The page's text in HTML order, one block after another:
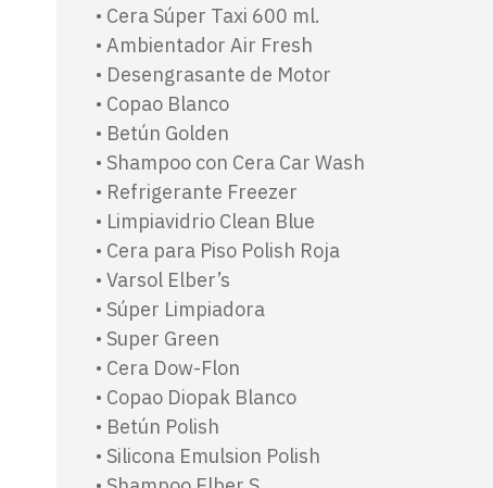
• Cera Súper Taxi 600 ml.
• Ambientador Air Fresh
• Desengrasante de Motor
• Copao Blanco
• Betún Golden
• Shampoo con Cera Car Wash
• Refrigerante Freezer
• Limpiavidrio Clean Blue
• Cera para Piso Polish Roja
• Varsol Elber’s
• Súper Limpiadora
• Super Green
• Cera Dow-Flon
• Copao Diopak Blanco
• Betún Polish
• Silicona Emulsion Polish